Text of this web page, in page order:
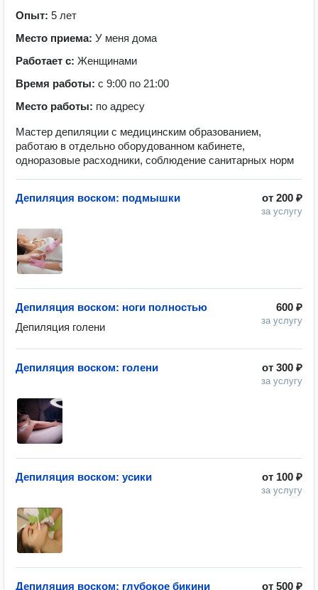
Опыт: 5 лет
Место приема: У меня дома
Работает с: Женщинами
Время работы: с 9:00 по 21:00
Место работы: по адресу
Мастер депиляции с медицинским образованием,
работаю в отдельно оборудованном кабинете,
одноразовые расходники, соблюдение санитарных норм
от 200 ₽
за услугу
Депиляция воском: подмышки
600 ₽
за услугу
Депиляция воском: ноги полностью
Депиляция голени
от 300 ₽
за услугу
Депиляция воском: голени
от 100 ₽
за услугу
Депиляция воском: усики
от 500 ₽
Депиляция воском: глубокое бикини